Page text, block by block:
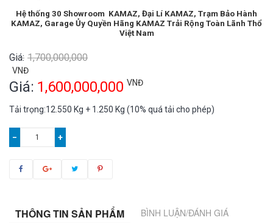
Hệ thống 30 Showroom KAMAZ, Đại Lí KAMAZ, Trạm Bảo Hành
KAMAZ, Garage Ủy Quyền Hãng KAMAZ Trải Rộng Toàn Lãnh Thổ
Việt Nam
Giá: 1,700,000,000
VNĐ
Giá: 1,600,000,000 VNĐ
Tải trọng:12.550 Kg + 1.250 Kg (10% quá tải cho phép)
− +
THÔNG TIN SẢN PHẨM BÌNH LUẬN/ĐÁNH GIÁ